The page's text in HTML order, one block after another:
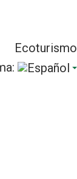
Ecoturismo